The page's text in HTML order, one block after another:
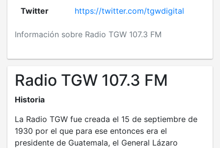
Información sobre Radio TGW 107.3 FM
Twitter https://twitter.com/tgwdigital
Radio TGW 107.3 FM
Historia
La Radio TGW fue creada el 15 de septiembre de
1930 por el que para ese entonces era el
presidente de Guatemala, el General Lázaro